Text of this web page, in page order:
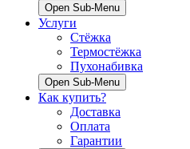
Open Sub-Menu
Услуги
Стёжка
Термостёжка
Пухонабивка
Open Sub-Menu
Как купить?
Доставка
Оплата
Гарантии